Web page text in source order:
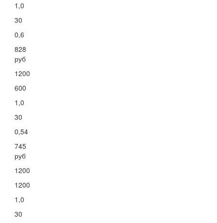
1,0
30
0,6
828
руб
1200
600
1,0
30
0,54
745
руб
1200
1200
1,0
30